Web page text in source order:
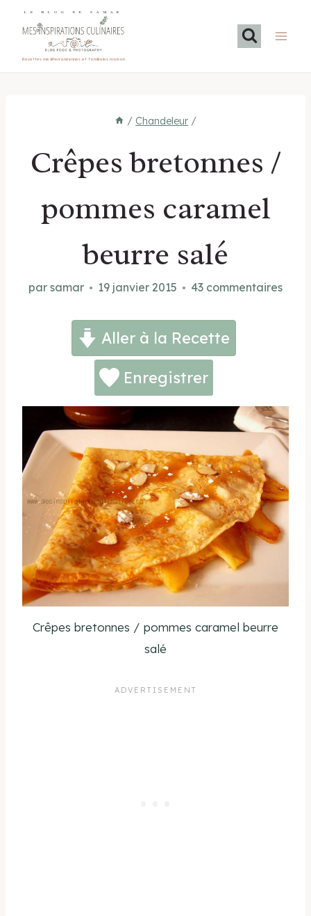
LE BLOG DE SAMAR
Recettes méditerranéennes et familiales maison
/ Chandeleur /
Crêpes bretonnes /
pommes caramel
beurre salé
par samar 19 janvier 2015 43 commentaires
Aller à la Recette
Enregistrer
Crêpes bretonnes / pommes caramel beurre
salé